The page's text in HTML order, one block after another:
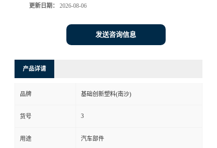
更新日期： 2026-08-06
发送咨询信息
产品详请
品牌 基础创新塑料(南沙)
货号 3
用途 汽车部件